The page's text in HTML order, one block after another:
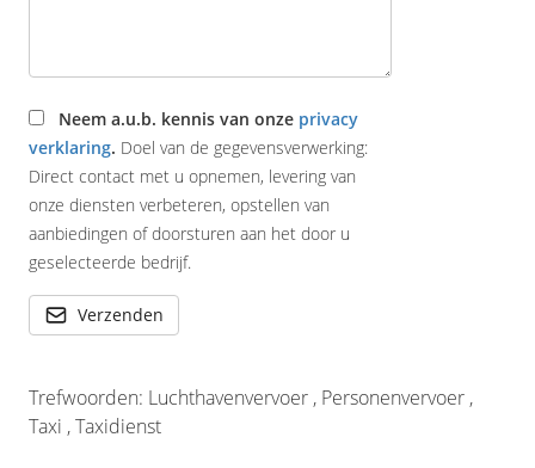
Neem a.u.b. kennis van onze privacy
verklaring. Doel van de gegevensverwerking:
Direct contact met u opnemen, levering van
onze diensten verbeteren, opstellen van
aanbiedingen of doorsturen aan het door u
geselecteerde bedrijf.
Verzenden
Trefwoorden: Luchthavenvervoer , Personenvervoer ,
Taxi , Taxidienst